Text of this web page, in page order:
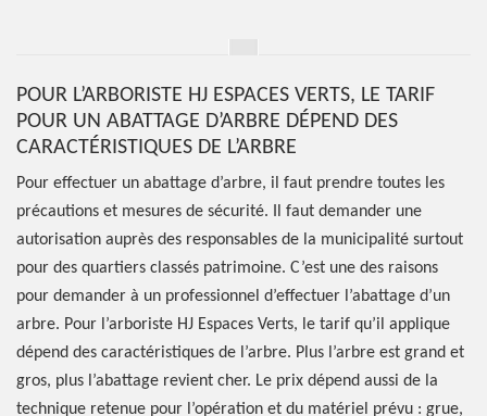
POUR L’ARBORISTE HJ ESPACES VERTS, LE TARIF
POUR UN ABATTAGE D’ARBRE DÉPEND DES
CARACTÉRISTIQUES DE L’ARBRE
Pour effectuer un abattage d’arbre, il faut prendre toutes les
précautions et mesures de sécurité. Il faut demander une
autorisation auprès des responsables de la municipalité surtout
pour des quartiers classés patrimoine. C’est une des raisons
pour demander à un professionnel d’effectuer l’abattage d’un
arbre. Pour l’arboriste HJ Espaces Verts, le tarif qu’il applique
dépend des caractéristiques de l’arbre. Plus l’arbre est grand et
gros, plus l’abattage revient cher. Le prix dépend aussi de la
technique retenue pour l’opération et du matériel prévu : grue,